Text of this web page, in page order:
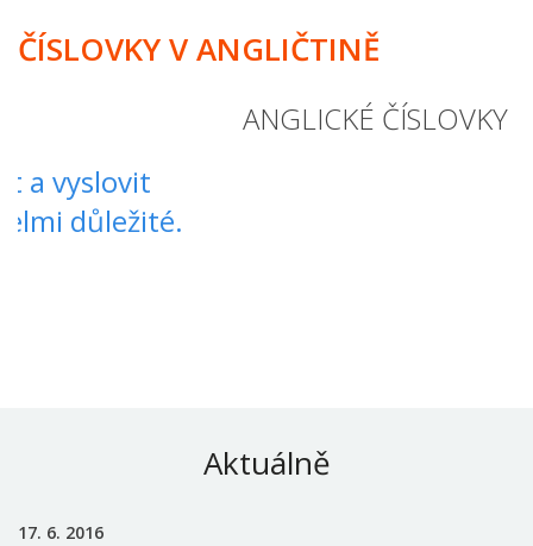
ČÍSLOVKY V ANGLIČTINĚ
Aktuálně
17. 6. 2016